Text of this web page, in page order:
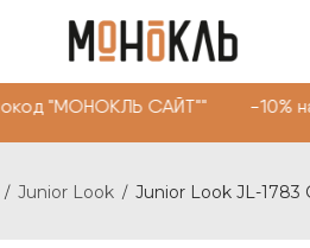
САЙТ"" -
/ Junior Look / Junior Look JL-1783